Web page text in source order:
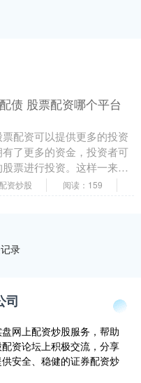
债 股票配资哪个平台
配资可以提供更多的投资
了更多的资金，投资者可
票进行投资。这样一来，
市场情况和个人判断，灵
资炒股 阅读：159
录
司
网上配资炒股服务，帮助
资论坛上积极交流，分享
安全、稳健的证券配资炒